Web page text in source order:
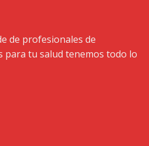
de profesionales de
para tu salud tenemos todo lo